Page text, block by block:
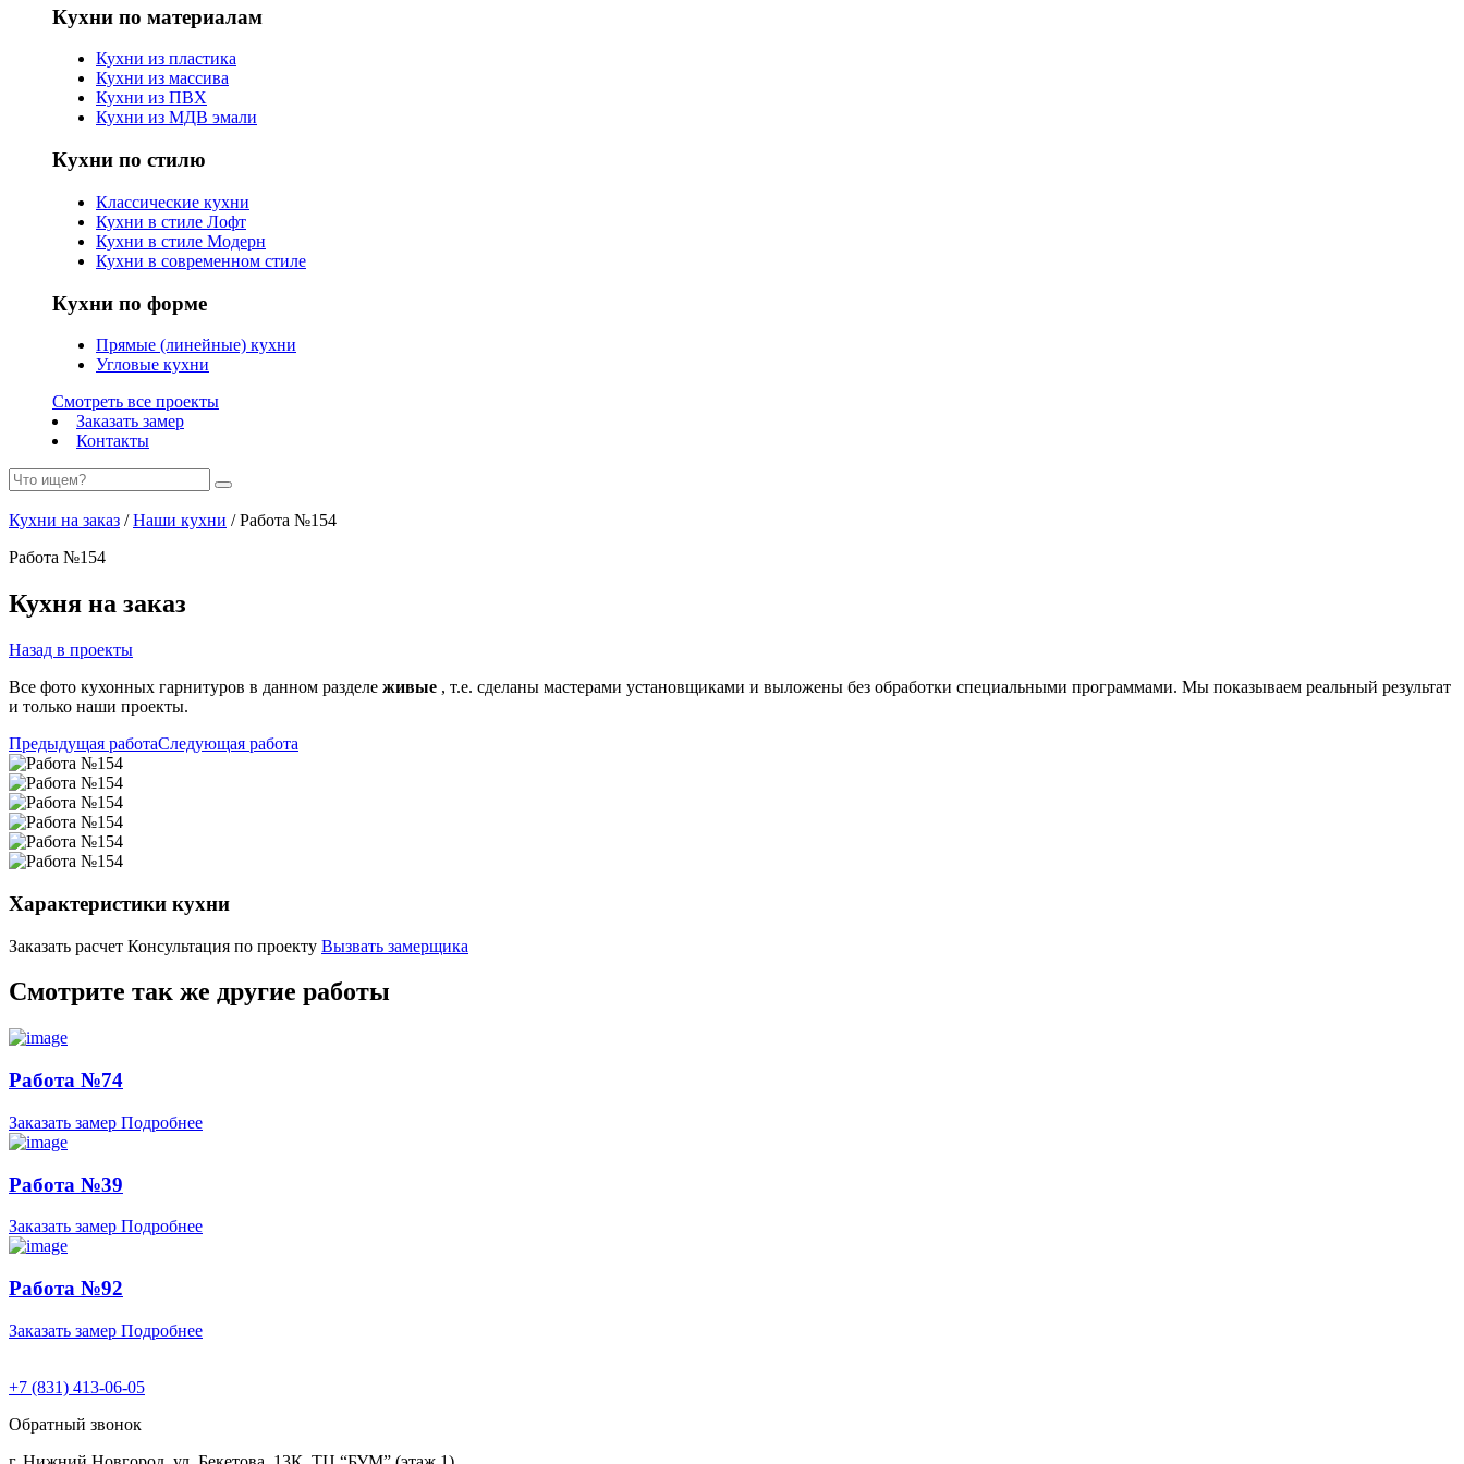
Кухни по материалам
Кухни из пластика
Кухни из массива
Кухни из ПВХ
Кухни из МДВ эмали
Кухни по стилю
Классические кухни
Кухни в стиле Лофт
Кухни в стиле Модерн
Кухни в современном стиле
Кухни по форме
Прямые (линейные) кухни
Угловые кухни
Смотреть все проекты
Заказать замер
Контакты
Кухни на заказ /Наши кухни / Работа №154
Работа №154
Кухня на заказ
Назад в проекты
Все фото кухонных гарнитуров в данном разделе живые , т.е. сделаны мастерами установщиками и выложены без обработки специальными программами. Мы показываем реальный результат
и только наши проекты.
Предыдущая работаСледующая работа
Характеристики кухни
Заказать расчет Консультация по проекту Вызвать замерщика
Смотрите так же другие работы
Работа №74
Заказать замер Подробнее
Работа №39
Заказать замер Подробнее
Работа №92
Заказать замер Подробнее
+7 (831) 413-06-05
Обратный звонок